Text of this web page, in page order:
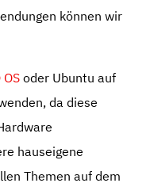
können wir
OS oder Ubuntu auf
da diese
hauseigene
Themen auf dem